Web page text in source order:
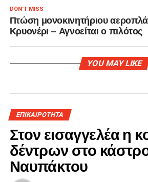
DON'T MISS
Πτώση μονοκινητήριου
Κρυονέρι – Αγνοείται ο πιλότος
YOU MAY LIKE
ΕΠΙΚΑΙΡΟΤΗΤΑ
Στον εισαγγελέα η
δέντρων στο
Ναυπάκτου